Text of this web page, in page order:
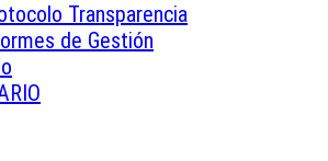
Transparencia
de Gestión